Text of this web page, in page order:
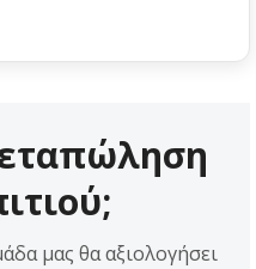
μας θα αξιολογήσει